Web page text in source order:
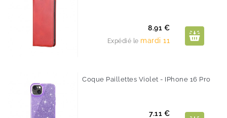
Prix
8.91 €
Expédié le mardi 11
Coque Paillettes Violet - IPhone 16 Pro
Prix
7.11 €